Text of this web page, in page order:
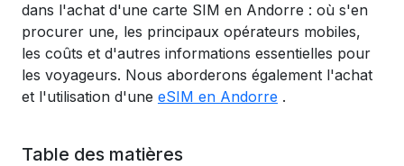
dans l'achat d'une carte SIM en Andorre : où s'en
procurer une, les principaux opérateurs mobiles,
les coûts et d'autres informations essentielles pour
les voyageurs. Nous aborderons également l'achat
et l'utilisation d'une eSIM en Andorre .
Table des matières